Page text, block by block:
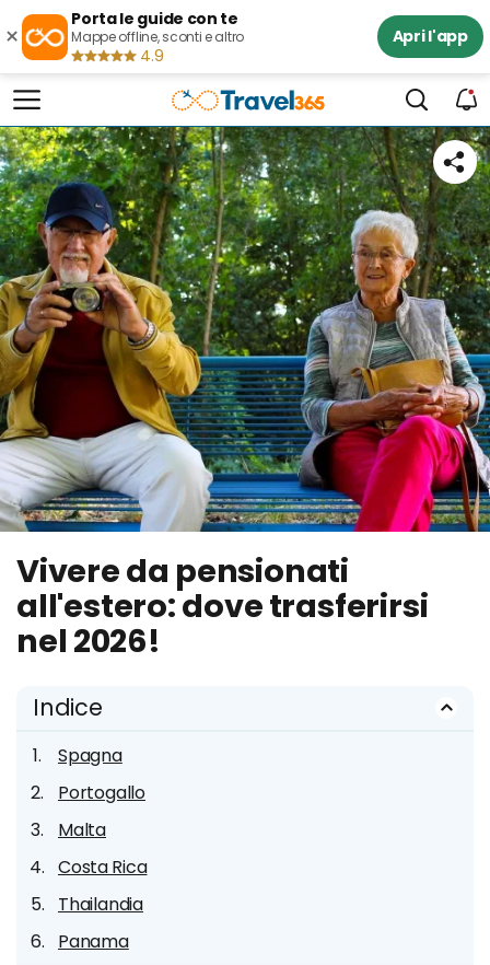
×
Porta le guide con te
Mappe offline, sconti e altro
4.9
Apri l'app
Vivere da pensionati
all'estero: dove trasferirsi
nel 2026!
Indice
Spagna
Portogallo
Malta
Costa Rica
Thailandia
Panama